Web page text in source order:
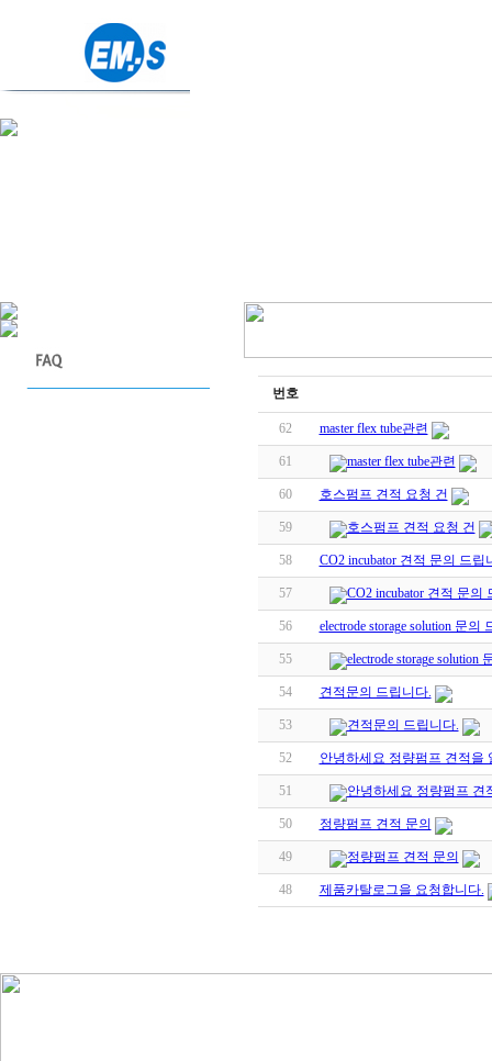
번호
62 master flex tube관련
61 master flex tube관련
60 호스펌프 견적 요청 건
59 호스펌프 견적 요청 건
58 CO2 incubator 견적 문의 드립
57 CO2 incubator 견적 문의
56 electrode storage solution 문의
55 electrode storage solution
54 견적문의 드립니다.
53 견적문의 드립니다.
52 안녕하세요 정량펌프 견적
51 안녕하세요 정량펌프
50 정량펌프 견적 문의
49 정량펌프 견적 문의
48 제품카탈로그을 요청합니다.